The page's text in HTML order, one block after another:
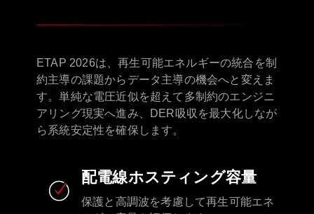
ETAP 2026は、再生可能エネルギーの統合を制
約主導の課題からデータ主導の機会へと変えま
す。単純な電圧近似を超えて多制約のエンジニ
アリング現実へ進み、DER吸収を最大化しなが
ら系統安定性を確保します。
配電線ホスティング容量
保護と高調波を考慮して再生可能エネ